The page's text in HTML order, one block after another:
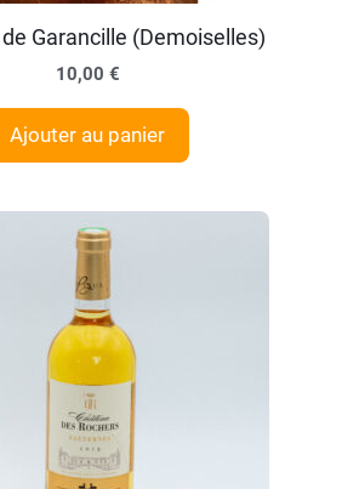
Garancille (Demoiselles)
10,00 €
Ajouter au panier